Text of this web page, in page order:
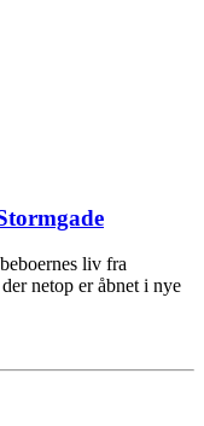
liv fra
netop er åbnet i nye